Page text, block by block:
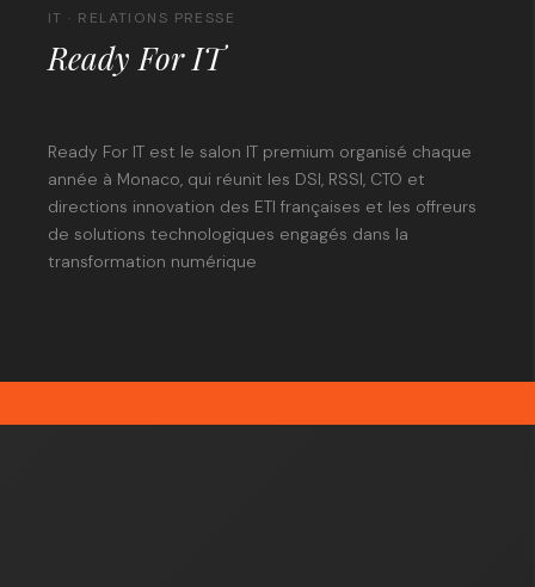
IT · RELATIONS PRESSE
Ready For IT
Ready For IT est le salon IT premium organisé chaque
année à Monaco, qui réunit les DSI, RSSI, CTO et
directions innovation des ETI françaises et les offreurs
de solutions technologiques engagés dans la
transformation numérique